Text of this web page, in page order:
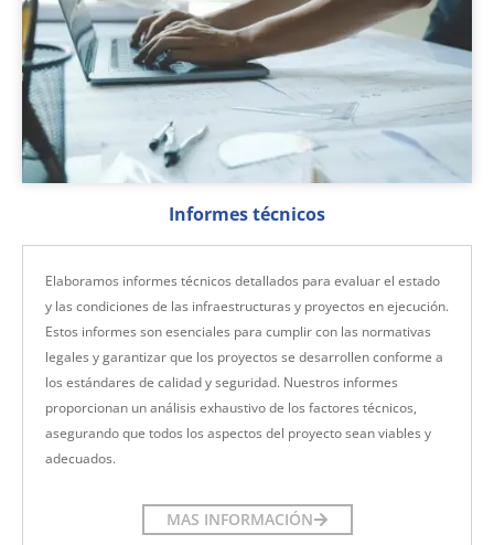
Informes técnicos
Elaboramos informes técnicos detallados para evaluar el estado
y las condiciones de las infraestructuras y proyectos en ejecución.
Estos informes son esenciales para cumplir con las normativas
legales y garantizar que los proyectos se desarrollen conforme a
los estándares de calidad y seguridad. Nuestros informes
proporcionan un análisis exhaustivo de los factores técnicos,
asegurando que todos los aspectos del proyecto sean viables y
adecuados.
MAS INFORMACIÓN